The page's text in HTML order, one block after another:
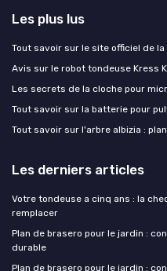
Les plus lus
Tout savoir sur le site officiel de
Avis sur le robot tondeuse Kress
Les secrets de la cloche pour
Tout savoir sur la batterie pour
Tout savoir sur l'arbre albizia :
Les derniers articles
Votre tondeuse a cinq ans : la
remplacer
Plan de brasero pour le jardin :
durable
Plan de brasero pour le jardin :